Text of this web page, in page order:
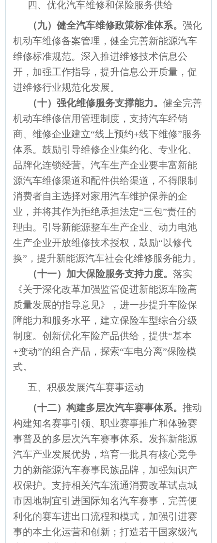
四、优化汽车维修和保险服务供给
（九）健全汽车维修政策标准体系。强化
机动车维修备案管理，健全完善新能源汽车
维修标准规范。深入推进维修技术信息公
开，加强工作指导，提升信息公开质量，促
进维修行业规范化发展。
（十）强化维修服务支撑能力。健全完善
机动车维修信用管理制度，支持汽车经销
商、维修企业建立“线上预约+线下维修”服务
体系。鼓励引导维修企业集约化、专业化、
品牌化连锁经营。汽车生产企业要丰富新能
源汽车维修渠道和配件供给渠道，不得限制
消费者自主选择对家用汽车维护保养的企
业，并将其作为拒绝承担法定“三包”责任的
理由。引导新能源整车生产企业、动力电池
生产企业开放维修技术授权，鼓励“以修代
换”，提升新能源汽车社会化维修服务能力。
（十一）加大保险服务支持力度。落实
《关于深化改革加强监管促进新能源车险高
质量发展的指导意见》，进一步提升车险保
障能力和服务水平，建立保险车型综合分级
制度。创新优化车险产品供给，提供“基本
+变动”的组合产品，探索“车电分离”保险模
式。
五、积极发展汽车赛事运动
（十二）构建多层次汽车赛事体系。推动
构建知名赛事引领、职业赛事推广和体验赛
事普及的多层次汽车赛事体系。发挥新能源
汽车产业发展优势，培育一批具有核心竞争
力的新能源汽车赛事民族品牌，加强知识产
权保护。支持相关汽车流通消费改革试点城
市因地制宜引进国际知名汽车赛事，完善便
利化的赛车进出口流程和模式，加强引进赛
事的本土化运营和创新；打造若干国家级汽